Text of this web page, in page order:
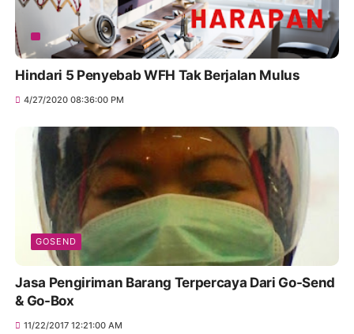
Hindari 5 Penyebab WFH Tak Berjalan Mulus
4/27/2020 08:36:00 PM
GOSEND
Jasa Pengiriman Barang Terpercaya Dari Go-Send
& Go-Box
11/22/2017 12:21:00 AM